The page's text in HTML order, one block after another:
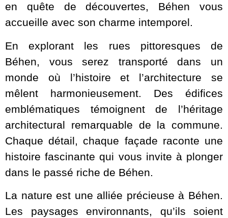
en quête de découvertes, Béhen vous
accueille avec son charme intemporel.
En explorant les rues pittoresques de
Béhen, vous serez transporté dans un
monde où l’histoire et l’architecture se
mêlent harmonieusement. Des édifices
emblématiques témoignent de l’héritage
architectural remarquable de la commune.
Chaque détail, chaque façade raconte une
histoire fascinante qui vous invite à plonger
dans le passé riche de Béhen.
La nature est une alliée précieuse à Béhen.
Les paysages environnants, qu’ils soient